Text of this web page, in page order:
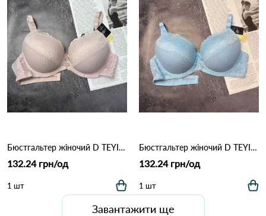
Бюстгальтер жіночий D TEYI 5258 Пудра
132.24 грн/од
1 шт
Бюстгальтер жіночий D TEYI 5258 Голубий
132.24 грн/од
1 шт
Завантажити ще